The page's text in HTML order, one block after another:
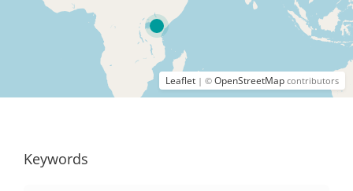
Leaflet | © OpenStreetMap contributors
Keywords